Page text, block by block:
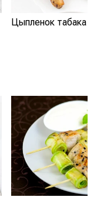
Цыпленок табака